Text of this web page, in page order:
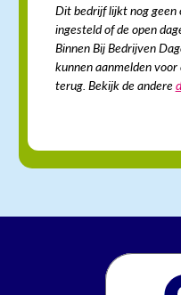
Dit bedrijf lijkt nog geen
ingesteld of de open
Binnen Bij Bedrijven
kunnen aanmelden
terug. Bekijk de andere